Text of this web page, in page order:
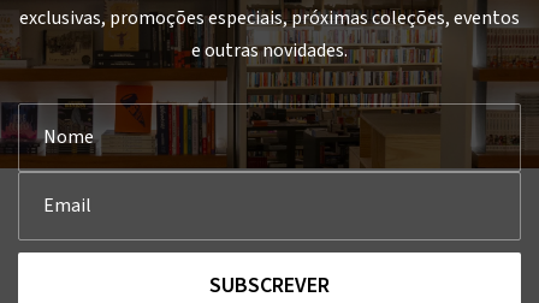
exclusivas, promoções especiais, próximas coleções, eventos
e outras novidades.
SUBSCREVER